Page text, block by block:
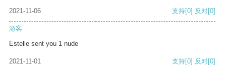
2021-11-06 支持[0] 反对[0]
游客
Estelle sent you 1 nude
2021-11-01 支持[0] 反对[0]